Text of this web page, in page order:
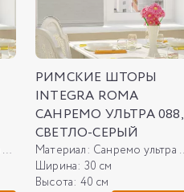
РИМСКИЕ ШТОРЫ
INTEGRA ROMA
САНРЕМО УЛЬТРА 088,
СВЕТЛО-СЕРЫЙ
Материал: Санремо ультра 088, светло-серый
Ширина: 30 см
Высота: 40 см